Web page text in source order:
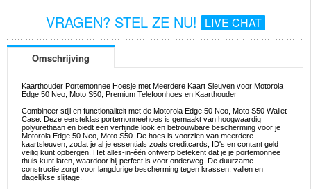
VRAGEN? STEL ZE NU! LIVE CHAT
Omschrijving
Kaarthouder Portemonnee Hoesje met Meerdere Kaart Sleuven voor Motorola
Edge 50 Neo, Moto S50, Premium Telefoonhoes en Kaarthouder
Combineer stijl en functionaliteit met de Motorola Edge 50 Neo, Moto S50 Wallet
Case. Deze eersteklas portemonneehoes is gemaakt van hoogwaardig
polyurethaan en biedt een verfijnde look en betrouwbare bescherming voor je
Motorola Edge 50 Neo, Moto S50. De hoes is voorzien van meerdere
kaartsleuven, zodat je al je essentials zoals creditcards, ID's en contant geld
veilig kunt opbergen. Het alles-in-één ontwerp betekent dat je je portemonnee
thuis kunt laten, waardoor hij perfect is voor onderweg. De duurzame
constructie zorgt voor langdurige bescherming tegen krassen, vallen en
dagelijkse slijtage.